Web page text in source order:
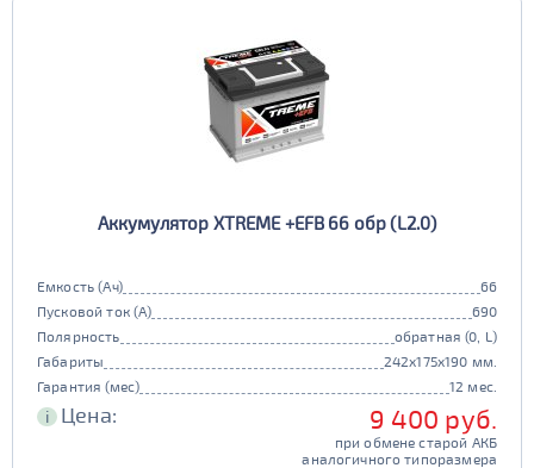
Аккумулятор XTREME +EFB 66 обр (L2.0)
Емкость (Ач)
66
Пусковой ток (А)
690
Полярность
обратная (0, L)
Габариты
242x175x190 мм.
Гарантия (мес)
12 мес.
i Цена: 9 400 руб.
при обмене старой АКБ
аналогичного типоразмера